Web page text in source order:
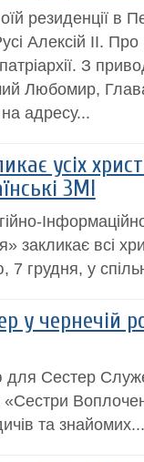
резиденції в
Алексій II.
З
Любомир,
адресу...
усіх
ЗМІ
закликає всі
7 грудня, у
у чернечій
Сестер
«Сестри
та знайомих...